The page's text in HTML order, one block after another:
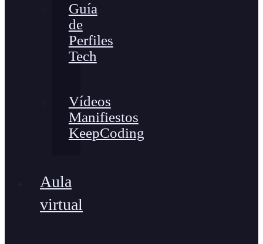
Guía
de
Perfiles
Tech
Vídeos
Manifiestos
KeepCoding
Aula
virtual